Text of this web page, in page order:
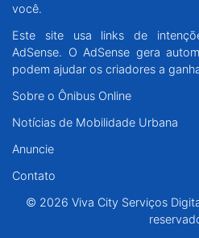
você.
Este site usa links de
AdSense. O AdSense gera
podem ajudar os criadores a
Sobre o Ônibus Online
Notícias de Mobilidade Urbana
Anuncie
Contato
© 2026 Viva City Serviços